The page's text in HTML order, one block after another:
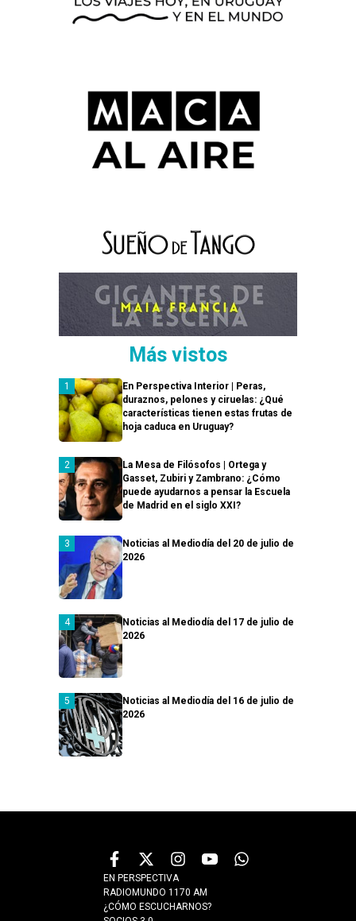
Más vistos
En Perspectiva Interior | Peras,
duraznos, pelones y ciruelas: ¿Qué
características tienen estas frutas de
hoja caduca en Uruguay?
La Mesa de Filósofos | Ortega y
Gasset, Zubiri y Zambrano: ¿Cómo
puede ayudarnos a pensar la Escuela
de Madrid en el siglo XXI?
Noticias al Mediodía del 20 de julio de
2026
Noticias al Mediodía del 17 de julio de
2026
Noticias al Mediodía del 16 de julio de
2026
EN PERSPECTIVA
RADIOMUNDO 1170 AM
¿CÓMO ESCUCHARNOS?